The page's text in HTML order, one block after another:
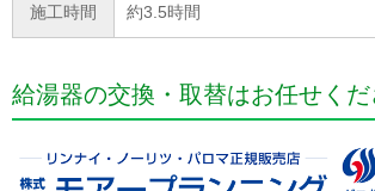
施工時間 約3.5時間
給湯器の交換・取替はお任せくだ